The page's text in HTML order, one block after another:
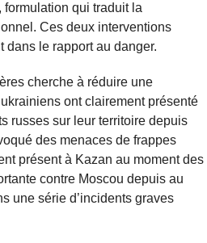
formulation qui traduit la
Ces deux interventions
le rapport au danger.
cherche à réduire une
ont clairement présenté
russes sur leur territoire depuis
des menaces de frappes
présent à Kazan au moment des
contre Moscou depuis au
une série d’incidents graves